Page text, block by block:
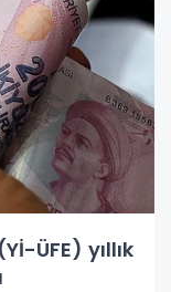
ÜFE) yıllık